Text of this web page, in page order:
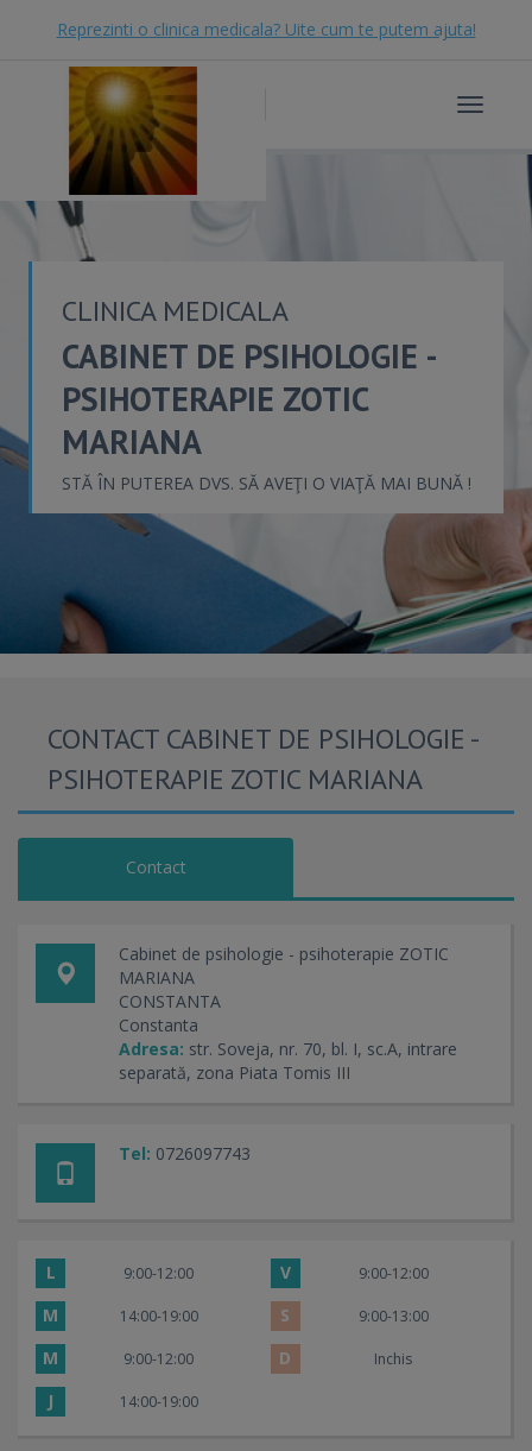
Reprezinti o clinica medicala? Uite cum te putem ajuta!
Toggle
CLINICA MEDICALA
CABINET DE PSIHOLOGIE -
PSIHOTERAPIE ZOTIC
MARIANA
STĂ ÎN PUTEREA DVS. SĂ AVEŢI O VIAŢĂ MAI BUNĂ !
CONTACT CABINET DE PSIHOLOGIE -
PSIHOTERAPIE ZOTIC MARIANA
Contact
Cabinet de psihologie - psihoterapie ZOTIC
MARIANA
CONSTANTA
Constanta
Adresa: str. Soveja, nr. 70, bl. I, sc.A, intrare
separată, zona Piata Tomis III
Tel: 0726097743
L 9:00-12:00 V 9:00-12:00
M 14:00-19:00 S 9:00-13:00
M 9:00-12:00 D Inchis
J 14:00-19:00